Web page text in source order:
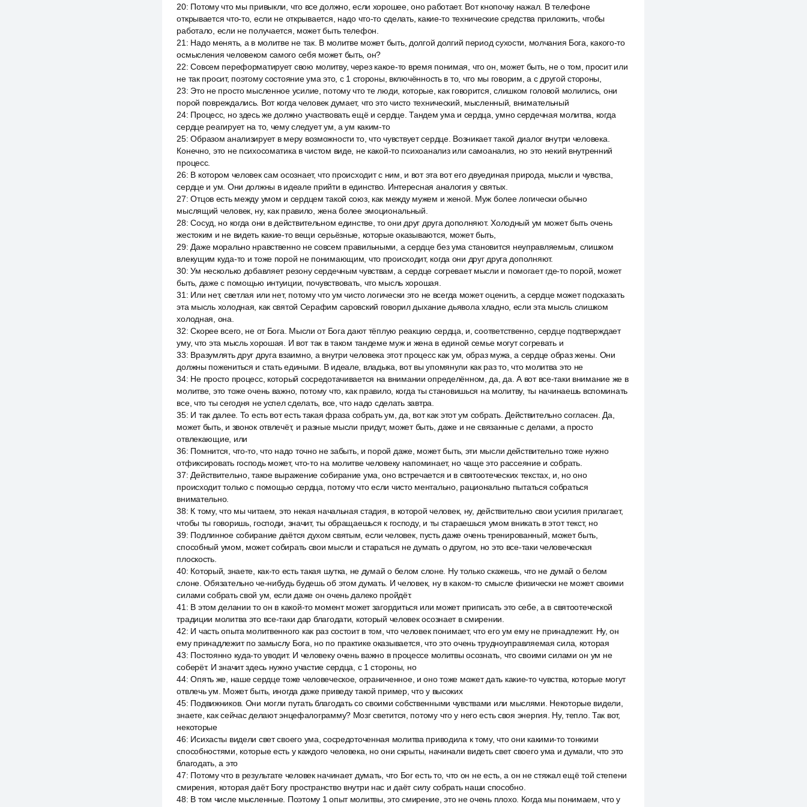
20: Потому что мы привыкли, что все должно, если хорошее, оно работает. Вот кнопочку нажал. В телефоне
открывается что-то, если не открывается, надо что-то сделать, какие-то технические средства приложить, чтобы
работало, если не получается, может быть телефон.
21 : Надо менять, а в молитве не так. В молитве может быть, долгой долгий период сухости, молчания Бога, какого-то
осмысления человеком самого себя может быть, он?
22:Совсем переформатирует свою молитву, через какое-то время понимая, что он, может быть, не о том, просит или
не так просит, поэтому состояние ума это, с 1 стороны, включённость в то, что мы говорим, а с другой стороны,
23: Это не просто мысленное усилие, потому что те люди, которые, как говорится, слишком головой молились, они
порой повреждались. Вот когда человек думает, что это чисто технический, мысленный, внимательный
24: Процесс, но здесь же должно участвовать ещё и сердце. Тандем ума и сердца, умно сердечная молитва, когда
сердце реагирует на то, чему следует ум, а ум каким-то
25:Образом анализирует в меру возможности то, что чувствует сердце. Возникает такой диалог внутри человека.
Конечно, это не психосоматика в чистом виде, не какой-то психоанализ или самоанализ, но это некий внутренний
процесс.
26: В котором человек сам осознает, что происходит с ним, и вот эта вот его двуединая природа, мысли и чувства,
сердце и ум. Они должны в идеале прийти в единство. Интересная аналогия у святых.
27:Отцов есть между умом и сердцем такой союз, как между мужем и женой. Муж более логически обычно
мыслящий человек, ну, как правило, жена более эмоциональный.
28:Сосуд, но когда они в действительном единстве, то они друг друга дополняют. Холодный ум может быть очень
жестоким и не видеть какие-то вещи серьёзные, которые оказываются, может быть,
29: Даже морально нравственно не совсем правильными, а сердце без ума становится неуправляемым, слишком
влекущим куда-то и тоже порой не понимающим, что происходит, когда они друг друга дополняют.
30:Ум несколько добавляет резону сердечным чувствам, а сердце согревает мысли и помогает где-то порой, может
быть, даже с помощью интуиции, почувствовать, что мысль хорошая.
31 : Или нет, светлая или нет, потому что ум чисто логически это не всегда может оценить, а сердце может подсказать
эта мысль холодная, как святой Серафим саровский говорил дыхание дьявола хладно, если эта мысль слишком
холодная, она.
32:Скорее всего, не от Бога. Мысли от Бога дают тёплую реакцию сердца, и, соответственно, сердце подтверждает
уму, что эта мысль хорошая. И вот так в таком тандеме муж и жена в единой семье могут согревать и
33: Вразумлять друг друга взаимно, а внутри человека этот процесс как ум, образ мужа, а сердце образ жены. Они
должны пожениться и стать едиными. В идеале, владыка, вот вы упомянули как раз то, что молитва это не
34: Не просто процесс, который сосредотачивается на внимании определённом, да, да. А вот все-таки внимание же в
молитве, это тоже очень важно, потому что, как правило, когда ты становишься на молитву, ты начинаешь вспоминать
все, что ты сегодня не успел сделать, все, что надо сделать завтра.
35: И так далее. То есть вот есть такая фраза собрать ум, да, вот как этот ум собрать. Действительно согласен. Да,
может быть, и звонок отвлечёт, и разные мысли придут, может быть, даже и не связанные с делами, а просто
отвлекающие, или
36: Помнится, что-то, что надо точно не забыть, и порой даже, может быть, эти мысли действительно тоже нужно
отфиксировать господь может, что-то на молитве человеку напоминает, но чаще это рассеяние и собрать.
37: Действительно, такое выражение собирание ума, оно встречается и в святоотеческих текстах, и, но оно
происходит только с помощью сердца, потому что если чисто ментально, рационально пытаться собраться
внимательно.
38: К тому, что мы читаем, это некая начальная стадия, в которой человек, ну, действительно свои усилия прилагает,
чтобы ты говоришь, господи, значит, ты обращаешься к господу, и ты стараешься умом вникать в этот текст, но
39: Подлинное собирание даётся духом святым, если человек, пусть даже очень тренированный, может быть,
способный умом, может собирать свои мысли и стараться не думать о другом, но это все-таки человеческая
плоскость.
40: Который, знаете, как-то есть такая шутка, не думай о белом слоне. Ну только скажешь, что не думай о белом
слоне. Обязательно че-нибудь будешь об этом думать. И человек, ну в каком-то смысле физически не может своими
силами собрать свой ум, если даже он очень далеко пройдёт.
41 : В этом делании то он в какой-то момент может загордиться или может приписать это себе, а в святоотеческой
традиции молитва это все-таки дар благодати, который человек осознает в смирении.
42: И часть опыта молитвенного как раз состоит в том, что человек понимает, что его ум ему не принадлежит. Ну, он
ему принадлежит по замыслу Бога, но по практике оказывается, что это очень трудноуправляемая сила, которая
43: Постоянно куда-то уводит. И человеку очень важно в процессе молитвы осознать, что своими силами он ум не
соберёт. И значит здесь нужно участие сердца, с 1 стороны, но
44:Опять же, наше сердце тоже человеческое, ограниченное, и оно тоже может дать какие-то чувства, которые могут
отвлечь ум. Может быть, иногда даже приведу такой пример, что у высоких
45: Подвижников. Они могли путать благодать со своими собственными чувствами или мыслями. Некоторые видели,
знаете, как сейчас делают энцефалограмму? Мозг светится, потому что у него есть своя энергия. Ну, тепло. Так вот,
некоторые
46: Исихасты видели свет своего ума, сосредоточенная молитва приводила к тому, что они какими-то тонкими
способностями, которые есть у каждого человека, но они скрыты, начинали видеть свет своего ума и думали, что это
благодать, а это
47: Потому что в результате человек начинает думать, что Бог есть то, что он не есть, а он не стяжал ещё той степени
смирения, которая даёт Богу пространство внутри нас и даёт силу собрать наши способно.
48: В том числе мысленные. Поэтому 1 опыт молитвы, это смирение, это не очень плохо. Когда мы понимаем, что у